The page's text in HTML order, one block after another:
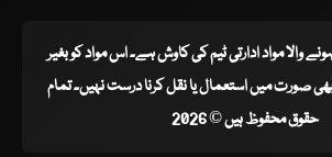
والا مواد ادارتی ٹیم کی کاوش ہے۔ اس مواد کو بغیر
صورت میں استعمال یا نقل کرنا درست نہیں۔ تمام
حقوق محفوظ ہیں © 2026